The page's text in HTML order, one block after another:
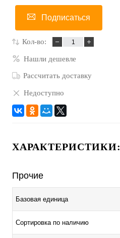
Подписаться
Кол-во:
Нашли дешевле
Рассчитать доставку
Недоступно
ХАРАКТЕРИСТИКИ:
Прочие
Базовая единица
Сортировка по наличию